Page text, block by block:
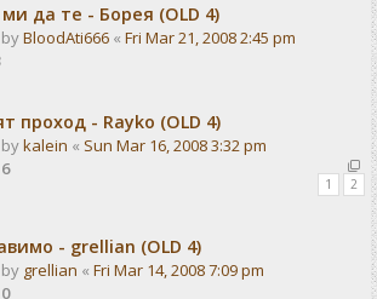
да те - Борея (OLD 4)
BloodAti666 « Fri Mar 21, 2008 2:45 pm
проход - Rayko (OLD 4)
kalein « Sun Mar 16, 2008 3:32 pm
1 2
- grellian (OLD 4)
grellian « Fri Mar 14, 2008 7:09 pm